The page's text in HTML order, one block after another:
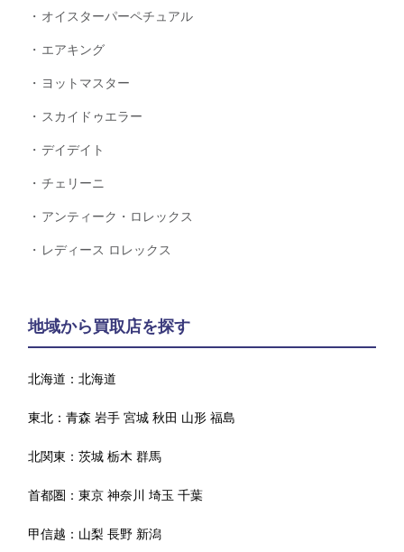
オイスターパーペチュアル
エアキング
ヨットマスター
スカイドゥエラー
デイデイト
チェリーニ
アンティーク・ロレックス
レディース ロレックス
地域から買取店を探す
北海道：北海道
東北：青森 岩手 宮城 秋田 山形 福島
北関東：茨城 栃木 群馬
首都圏：東京 神奈川 埼玉 千葉
甲信越： 山梨 長野 新潟